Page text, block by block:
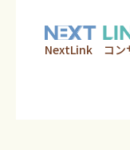
NextLink コン